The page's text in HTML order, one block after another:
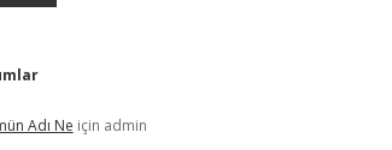
Adı Ne için admin